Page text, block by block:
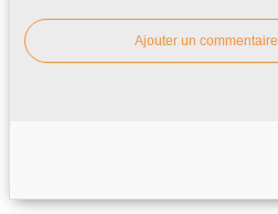
Ajouter un commentaire